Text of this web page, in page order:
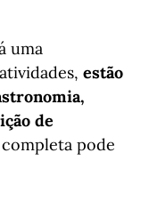
uma
estão
de
pode